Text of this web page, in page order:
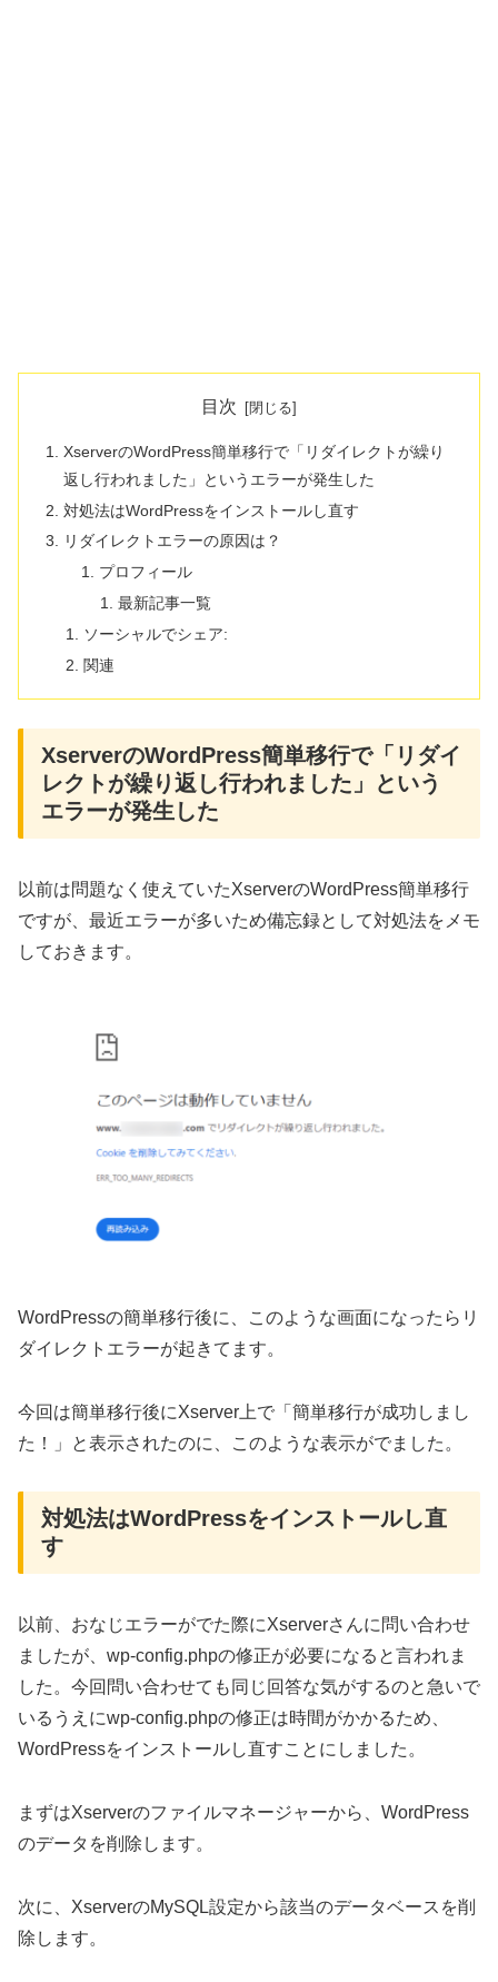
目次
XserverのWordPress簡単移行で「リダイレクトが繰り
返し行われました」というエラーが発生した
対処法はWordPressをインストールし直す
リダイレクトエラーの原因は？
プロフィール
最新記事一覧
ソーシャルでシェア:
関連
XserverのWordPress簡単移行で「リダイ
レクトが繰り返し行われました」という
エラーが発生した
以前は問題なく使えていたXserverのWordPress簡単移行
ですが、最近エラーが多いため備忘録として対処法をメモ
しておきます。
WordPressの簡単移行後に、このような画面になったらリ
ダイレクトエラーが起きてます。
今回は簡単移行後にXserver上で「簡単移行が成功しまし
た！」と表示されたのに、このような表示がでました。
対処法はWordPressをインストールし直
す
以前、おなじエラーがでた際にXserverさんに問い合わせ
ましたが、wp-config.phpの修正が必要になると言われま
した。今回問い合わせても同じ回答な気がするのと急いで
いるうえにwp-config.phpの修正は時間がかかるため、
WordPressをインストールし直すことにしました。
まずはXserverのファイルマネージャーから、WordPress
のデータを削除します。
次に、XserverのMySQL設定から該当のデータベースを削
除します。